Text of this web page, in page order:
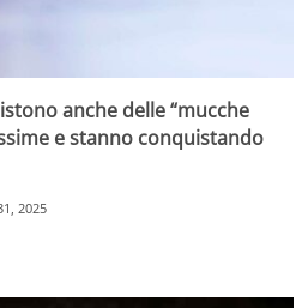
anche delle “mucche
e stanno conquistando
2025